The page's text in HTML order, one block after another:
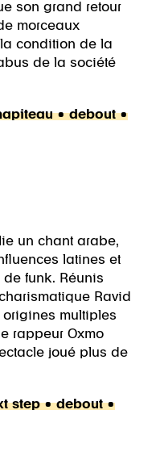
son grand retour
morceaux
condition de la
de la société
• debout •
un chant arabe,
latines et
funk. Réunis
Ravid
multiples
rappeur Oxmo
joué plus de
step • debout •